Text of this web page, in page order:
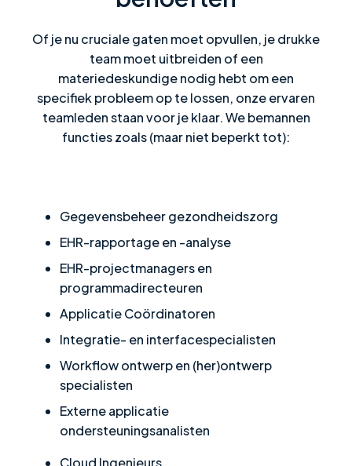
Of je nu cruciale gaten moet opvullen, je drukke
team moet uitbreiden of een
materiedeskundige nodig hebt om een
specifiek probleem op te lossen, onze ervaren
teamleden staan voor je klaar. We bemannen
functies zoals (maar niet beperkt tot):
Gegevensbeheer gezondheidszorg
EHR-rapportage en -analyse
EHR-projectmanagers en
programmadirecteuren
Applicatie Coördinatoren
Integratie- en interfacespecialisten
Workflow ontwerp en (her)ontwerp
specialisten
Externe applicatie
ondersteuningsanalisten
Cloud Ingenieurs